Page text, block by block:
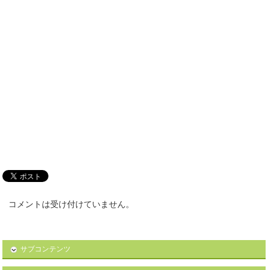
コメントは受け付けていません。
サブコンテンツ